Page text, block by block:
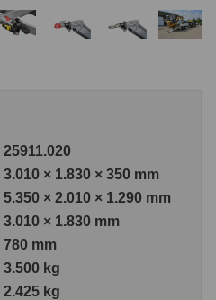
25911.020
3.010 × 1.830 × 350 mm
5.350 × 2.010 × 1.290 mm
3.010 × 1.830 mm
780 mm
3.500 kg
2.425 kg